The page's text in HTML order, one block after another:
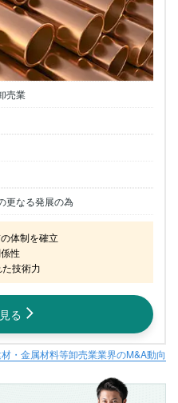
売業
更なる発展の為
体制を確立
性
技術力
る
・金属材料等卸売業業界のM&A動向